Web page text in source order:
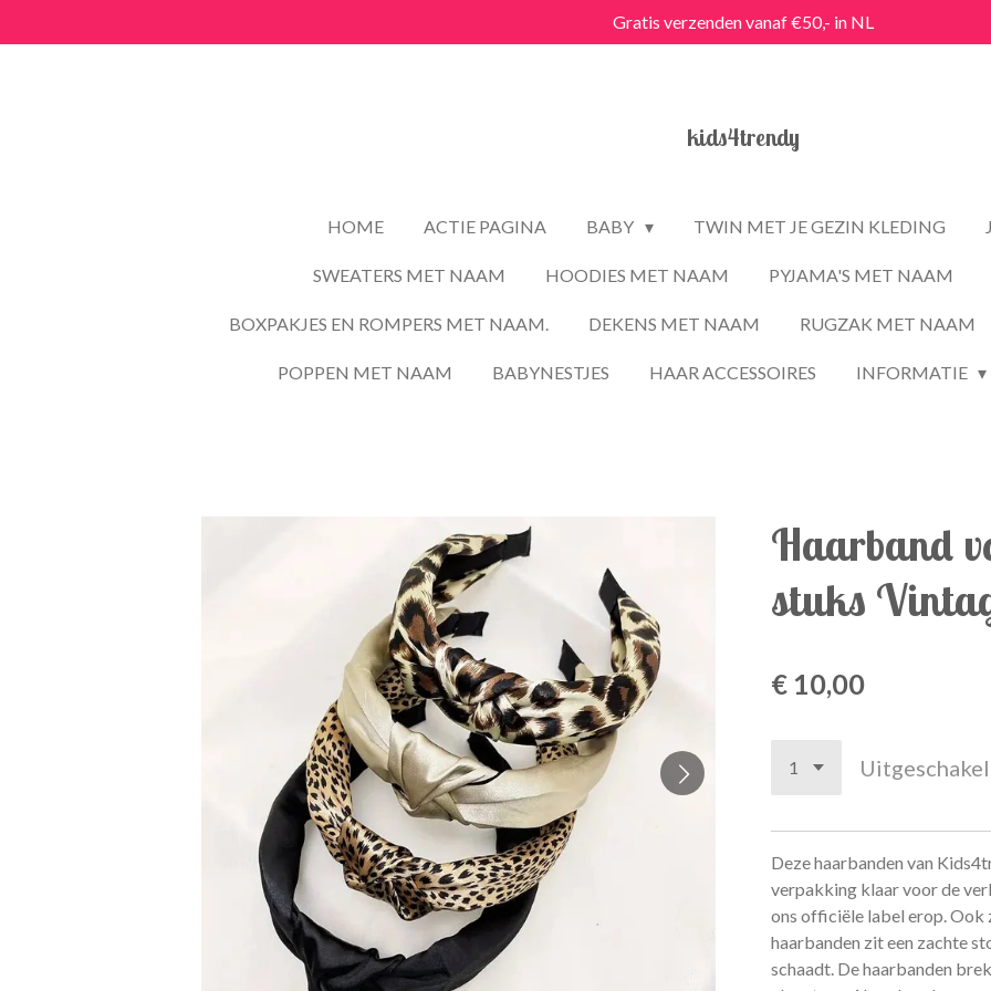
direct
Gratis verzenden vanaf €50,- in NL
kids4trendy
HOME ACTIE PAGINA BABY TWIN MET JE GEZIN KLEDING
SWEATERS MET NAAM HOODIES MET NAAM PYJAMA'S MET NAAM
BOXPAKJES EN ROMPERS MET NAAM. DEKENS MET NAAM RUGZAK MET NAAM
POPPEN MET NAAM BABYNESTJES HAAR ACCESSOIRES INFORMATIE
Haarband
stuks
€ 10,00
Deze haarbanden van
verpakking klaar voor de
ons officiële label erop. Ook
haarbanden zit een zachte
schaadt. De haarbanden